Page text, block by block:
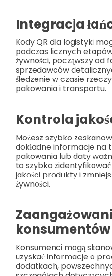
Integracja
Kody QR dla logistyki
podczas licznych
żywności, począwszy od
sprzedawców
śledzenie w czasie
pakowania i transportu.
Kontrola
Możesz szybko
dokładne informacje na
pakowania lub daty
to szybko
jakości produkty i
żywności.
konsumentów
Konsumenci mogą
uzyskać informacje o
dodatkach,